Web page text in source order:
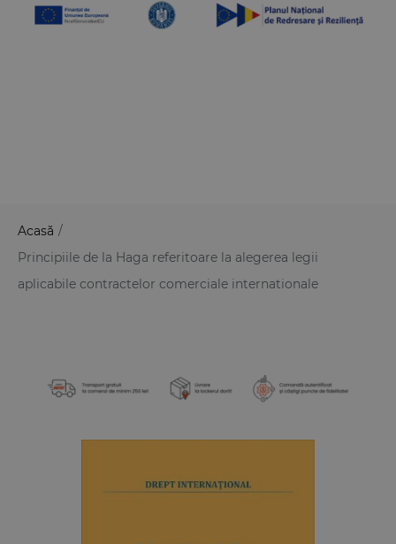
Acasă /
Principiile de la Haga referitoare la alegerea legii
aplicabile contractelor comerciale internationale